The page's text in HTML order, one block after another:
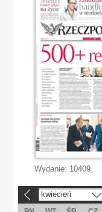
Wydanie: 10409
kwiecień